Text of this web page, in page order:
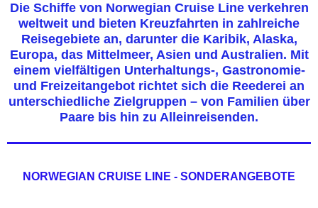
Die Schiffe von Norwegian Cruise Line verkehren
weltweit und bieten Kreuzfahrten in zahlreiche
Reisegebiete an, darunter die Karibik, Alaska,
Europa, das Mittelmeer, Asien und Australien. Mit
einem vielfältigen Unterhaltungs-, Gastronomie-
und Freizeitangebot richtet sich die Reederei an
unterschiedliche Zielgruppen – von Familien über
Paare bis hin zu Alleinreisenden.
NORWEGIAN CRUISE LINE - SONDERANGEBOTE